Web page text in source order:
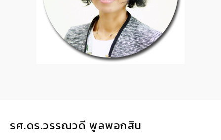
รศ.ดร.วรรณวดี พูลพอกสิน